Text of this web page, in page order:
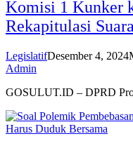
Komisi 1 Kunker
Rekapitulasi
LegislatifDesember 4, 2024
Admin
GOSULUT.ID – DPRD